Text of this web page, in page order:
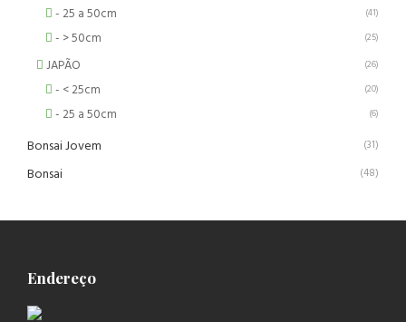
- 25 a 50cm (41)
- > 50cm (25)
JAPÃO (26)
- < 25cm (20)
- 25 a 50cm (6)
Bonsai Jovem (31)
Bonsai (48)
Endereço